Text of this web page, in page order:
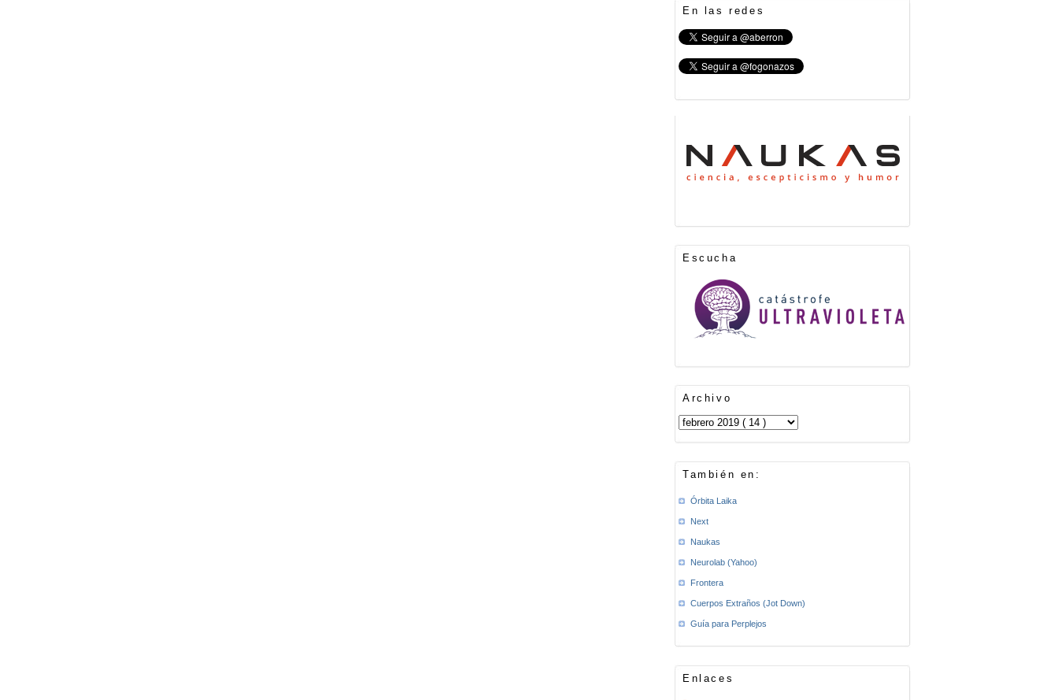
En las redes
Escucha
Archivo
También en:
Órbita Laika
Next
Naukas
Neurolab (Yahoo)
Frontera
Cuerpos Extraños (Jot Down)
Guía para Perplejos
Enlaces